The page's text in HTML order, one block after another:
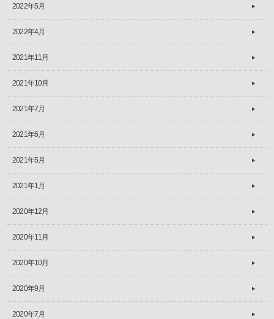
2022年5月
2022年4月
2021年11月
2021年10月
2021年7月
2021年6月
2021年5月
2021年1月
2020年12月
2020年11月
2020年10月
2020年9月
2020年7月